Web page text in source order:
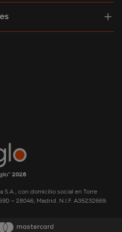
2026
S.A., con domicilio social en Torre
– 28046, Madrid. N.I.F. A35232669.